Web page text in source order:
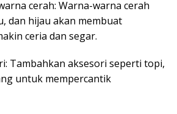
cerah: Warna-warna cerah
dan hijau akan membuat
ceria dan segar.
Tambahkan aksesori seperti topi,
untuk mempercantik